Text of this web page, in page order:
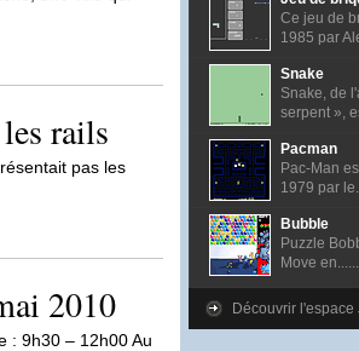
rails
pas les
2010
: 9h30 – 12h00 Au
Ce jeu de
1985 par
Snake
Snake, de
serpent »,
Pacman
Pac-Man
1979 par
Bubble
Puzzle
Move en......
Découvrir l'espace